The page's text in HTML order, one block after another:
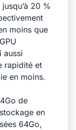
20 %
moins que
aussi
rapidité et
en moins.
de
en
64Go,